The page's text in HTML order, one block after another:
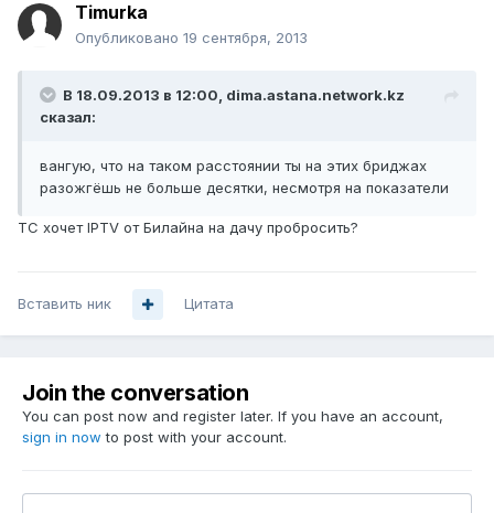
Timurka
Опубликовано 19 сентября, 2013
В 18.09.2013 в 12:00, dima.astana.network.kz
сказал:
вангую, что на таком расстоянии ты на этих бриджах
разожгёшь не больше десятки, несмотря на показатели
ТС хочет IPTV от Билайна на дачу пробросить?
Вставить ник Цитата
Join the conversation
You can post now and register later. If you have an account,
sign in now to post with your account.